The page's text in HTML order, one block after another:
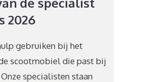
2026
gebruiken bij het
scootmobiel die past bij
specialisten staan